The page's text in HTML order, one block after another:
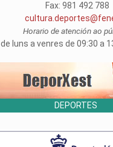
Fax: 981 492 788
Horario de atención ao
de luns a venres de 09:30 a
DEPORTES